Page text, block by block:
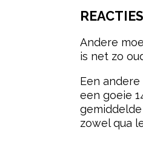
Andere
is net zo
Een
een goeie
zowel qua